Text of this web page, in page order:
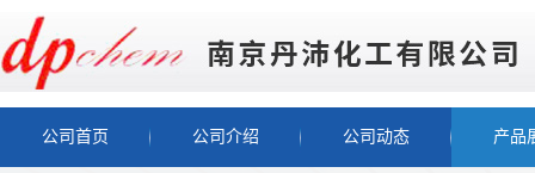
公司首页 公司介绍 公司动态 产品